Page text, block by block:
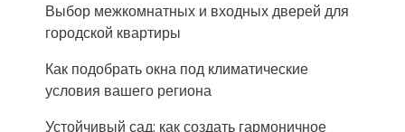
Выбор межкомнатных и входных дверей для
городской квартиры
Как подобрать окна под климатические
условия вашего региона
Устойчивый сад: как создать гармоничное